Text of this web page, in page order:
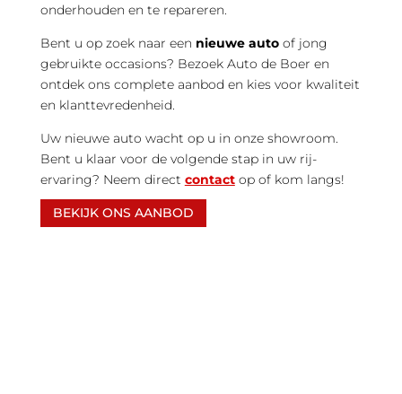
onderhouden en te repareren.
Bent u op zoek naar een nieuwe auto of jong
gebruikte occasions? Bezoek Auto de Boer en
ontdek ons complete aanbod en kies voor kwaliteit
en klanttevredenheid.
Uw nieuwe auto wacht op u in onze showroom.
Bent u klaar voor de volgende stap in uw rij-
ervaring? Neem direct contactop of kom langs!
BEKIJK ONS AANBOD